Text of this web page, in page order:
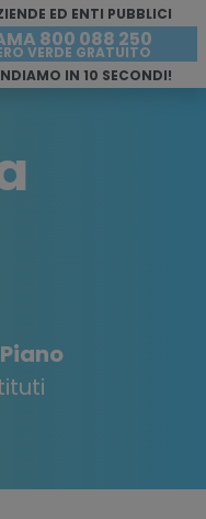
ED ENTI PUBBLICI
800 088 250
VERDE GRATUITO
IN 10 SECONDI!
Piano